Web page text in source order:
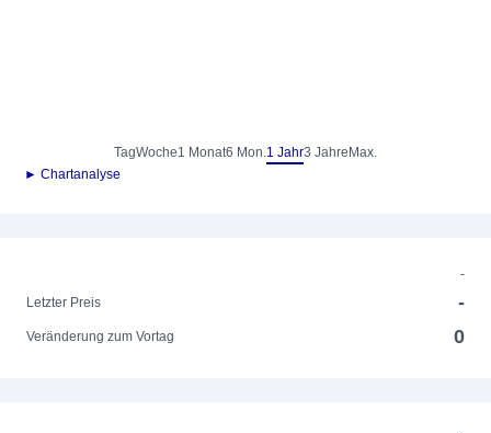
TagWoche1 Monat6 Mon.1 Jahr3 Jahre Max.
► Chartanalyse
-
Letzter Preis
-
Veränderung zum Vortag 0